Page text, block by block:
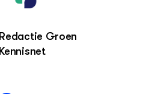
Redactie Groen
Kennisnet